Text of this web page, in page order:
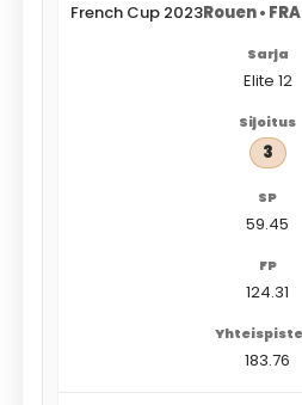
French Cup 2023Rouen • FRA
Elite 12
3
59.45
124.31
183.76